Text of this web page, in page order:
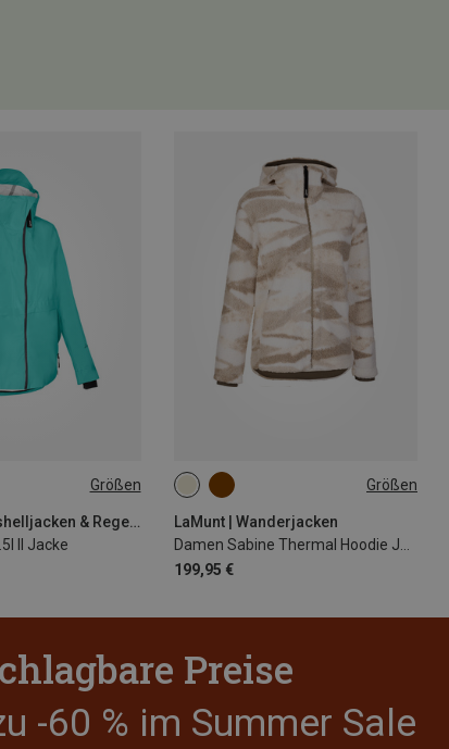
Größen
LaMunt | Hardshelljacken & Regenjacken
II Jacke
Größen
LaMunt | Wanderjacken
199,95 €
XS S
XXL
Preise
-60 % im Summer Sale